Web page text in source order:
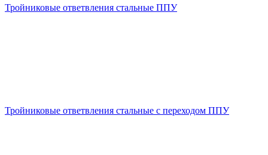
Тройниковые ответвления стальные ППУ
Тройниковые ответвления стальные с переходом ППУ